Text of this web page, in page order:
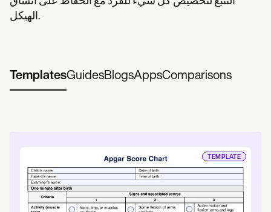
الهيكل.
TemplatesGuidesBlogsAppsComparisons
TEMPLATE